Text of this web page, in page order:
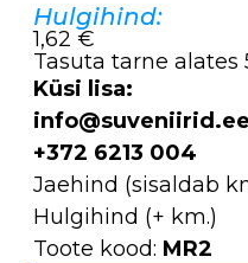
Hulgihind:
1,62 €
Tasuta tarne alates
Küsi lisa:
info@suveniirid.ee
+372 6213 004
Jaehind (sisaldab
Hulgihind (+ km.)
Toote kood: MR2